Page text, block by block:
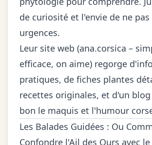
de curiosité et l'envie de ne
urgences.
Leur site web (ana.corsica –
efficace, on aime) regorge
pratiques, de fiches plantes
recettes originales, et d'un
bon le maquis et l'humour
Les Balades Guidées : Ou
Confondre l'Ail des Ours avec